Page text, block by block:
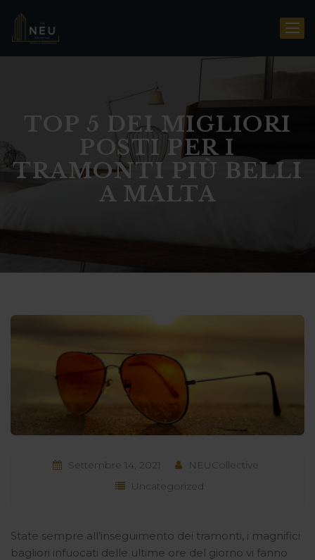
TOP 5 DEI MIGLIORI
POSTI PER I
TRAMONTI PIÙ BELLI
A MALTA
Settembre 14, 2021
NEUCollective
Uncategorized
State sempre all’inseguimento dei tramonti, i magnifici
bagliori infuocati delle ultime ore del giorno vi fanno